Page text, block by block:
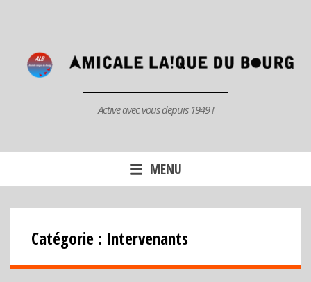
principal
Active avec vous depuis 1949 !
MENU
Catégorie : Intervenants